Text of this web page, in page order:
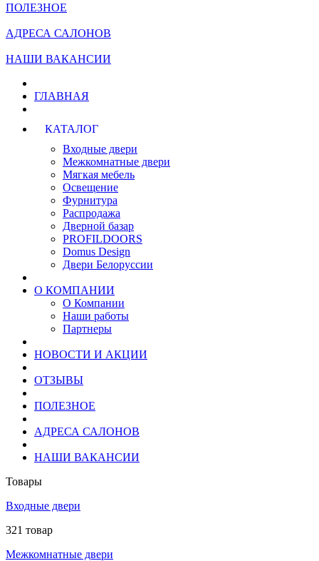
ПОЛЕЗНОЕ
АДРЕСА САЛОНОВ
НАШИ ВАКАНСИИ
ГЛАВНАЯ
КАТАЛОГ
Входные двери
Межкомнатные двери
Мягкая мебель
Освещение
Фурнитура
Распродажа
Дверной базар
PROFILDOORS
Domus Design
Двери Белоруссии
О КОМПАНИИ
О Компании
Наши работы
Партнеры
НОВОСТИ И АКЦИИ
ОТЗЫВЫ
ПОЛЕЗНОЕ
АДРЕСА САЛОНОВ
НАШИ ВАКАНСИИ
Товары
Входные двери
321 товар
Межкомнатные двери